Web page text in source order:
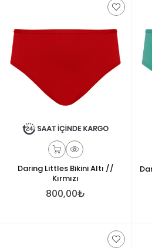
Daring Littles Bikini Altı //
Kırmızı
800,00₺